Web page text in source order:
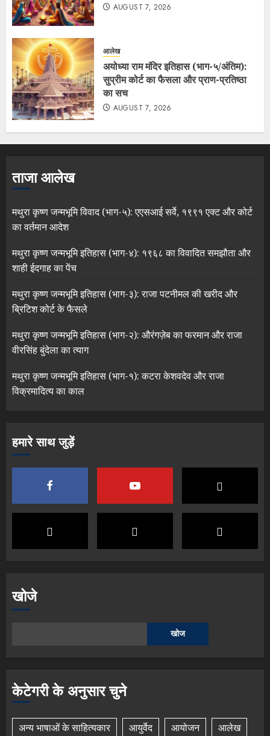
AUGUST 7, 2026
आलेख
अयोध्या राम मंदिर इतिहास (भाग-५/अंतिम):
सुप्रीम कोर्ट का फैसला और प्राण-प्रतिष्ठा
का सच
AUGUST 7, 2026
ताजा आलेख
मथुरा कृष्ण जन्मभूमि विवाद (भाग-५): एएसआई सर्वे, १९९१ एक्ट और कोर्ट
का वर्तमान आदेश
मथुरा कृष्ण जन्मभूमि इतिहास (भाग-४): १९६८ का विवादित समझौता और
शाही ईदगाह का पेंच
मथुरा कृष्ण जन्मभूमि इतिहास (भाग-३): राजा पटनीमल की खरीद और
ब्रिटिश कोर्ट के फैसले
मथुरा कृष्ण जन्मभूमि इतिहास (भाग-२): औरंगज़ेब का फरमान और राजा
वीरसिंह बुंदेला का त्याग
मथुरा कृष्ण जन्मभूमि इतिहास (भाग-१): कटरा केशवदेव और राजा
विक्रमादित्य का काल
हमारे साथ जुड़ें
खोजे
खोज
केटेगरी के अनुसार चुने
अन्य भाषाओं के साहित्यकार आयुर्वेद आयोजन आलेख